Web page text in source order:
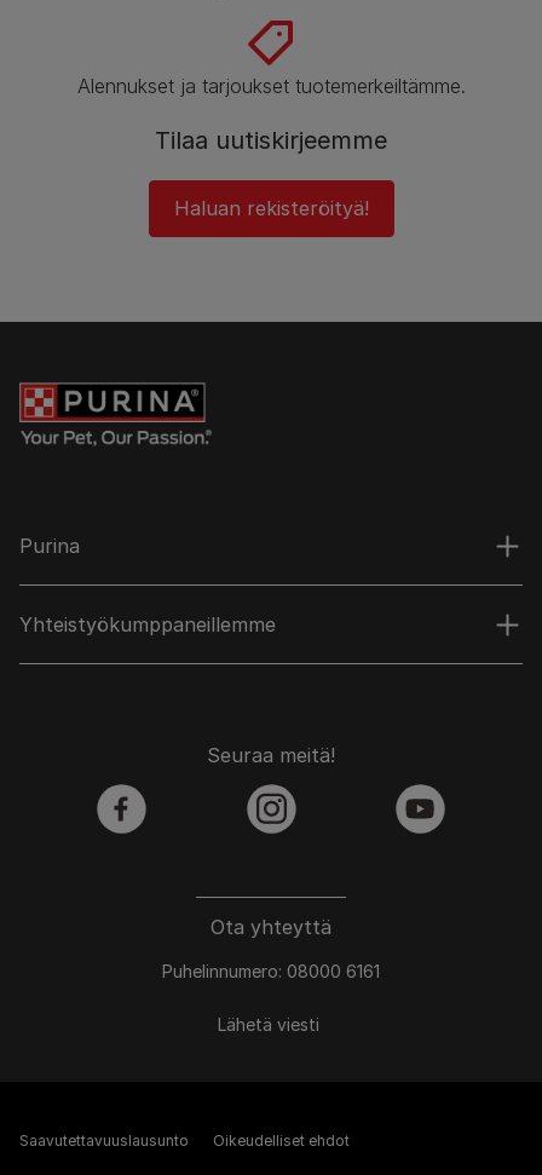
Alennukset ja tarjoukset tuotemerkeiltämme.
Tilaa uutiskirjeemme
Haluan rekisteröityä!
Purina
Yhteistyökumppaneillemme
Ota yhteyttä
Puhelinnumero: 08000 6161
Lähetä viesti
Seuraa meitä!
facebook instagram youtube
Saavutettavuuslausunto Oikeudelliset ehdot